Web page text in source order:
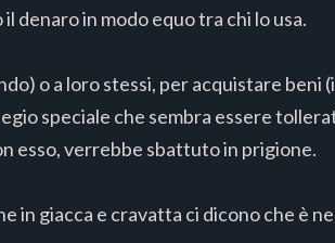
denaro in modo equo tra chi lo usa.
o a loro stessi, per acquistare beni
speciale che sembra essere
esso, verrebbe sbattuto in prigione.
in giacca e cravatta ci dicono che è